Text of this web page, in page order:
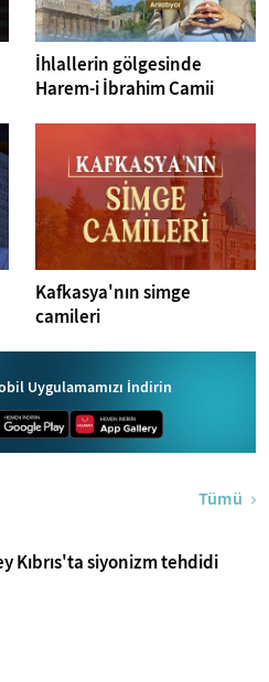
İhlallerin gölgesinde
Harem-i İbrahim Camii
Kafkasya'nın simge
camileri
Uygulamamızı İndirin
Tümü
Kıbrıs'ta siyonizm tehdidi